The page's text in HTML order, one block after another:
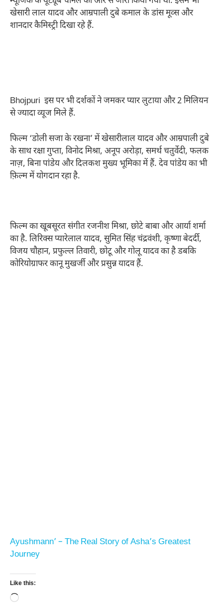
खेसारी लाल यादव और आम्रपाली दुबे कमाल के डांस मूव्स और
शानदार कैमिस्ट्री दिखा रहे हैं.
Bhojpuri इस पर भी दर्शकों ने जमकर प्यार लुटाया और 2 मिलियन
से ज्यादा व्यूज मिले हैं.
फिल्म ‘डोली सजा के रखना’ में खेसारीलाल यादव और आम्रपाली दुबे
के साथ रक्षा गुप्ता, विनोद मिश्रा, अनूप अरोड़ा, समर्थ चतुर्वेदी, फलक
नाज़, बिना पांडेय और दिलकश मुख्य भूमिका में हैं. देव पांडेय का भी
फ़िल्म में योगदान रहा है.
फिल्म का खूबसूरत संगीत रजनीश मिश्रा, छोटे बाबा और आर्या शर्मा
का है. लिरिक्स प्यारेलाल यादव, सुमित सिंह चंद्रवंशी, कृष्णा बेदर्दी,
विजय चौहान, प्रफुल्ल तिवारी, छोटू और गोलू यादव का है डबकि
कोरियोग्राफर कानू मुखर्जी और प्रसुन्न यादव हैं.
Ayushmann’ – The Real Story of Asha’s Greatest
Journey
Like this:
Loading…